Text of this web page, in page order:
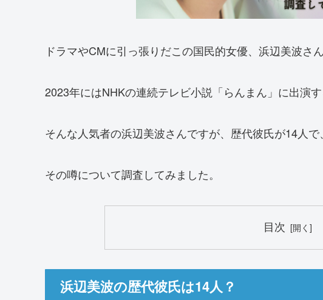
ドラマやCMに引っ張りだこの国民的女優、浜辺美波さん
2023年にはNHKの連続テレビ小説「らんまん」に出演す
そんな人気者の浜辺美波さんですが、歴代彼氏が14人で
その噂について調査してみました。
目次
浜辺美波の歴代彼氏は14人？